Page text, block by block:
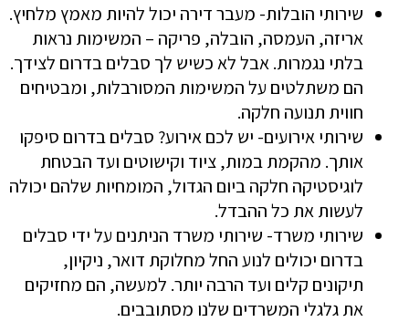
שירותי הובלות- מעבר דירה יכול להיות מאמץ מלחיץ.
אריזה, העמסה, הובלה, פריקה – המשימות נראות
בלתי נגמרות. אבל לא כשיש לך סבלים בדרום לצידך.
הם משתלטים על המשימות המסורבלות, ומבטיחים
חווית תנועה חלקה.
שירותי אירועים- יש לכם אירוע? סבלים בדרום סיפקו
אותך. מהקמת במות, ציוד וקישוטים ועד הבטחת
לוגיסטיקה חלקה ביום הגדול, המומחיות שלהם יכולה
לעשות את כל ההבדל.
שירותי משרד- שירותי משרד הניתנים על ידי סבלים
בדרום יכולים לנוע החל מחלוקת דואר, ניקיון,
תיקונים קלים ועד הרבה יותר. למעשה, הם מחזיקים
את גלגלי המשרדים שלנו מסתובבים.